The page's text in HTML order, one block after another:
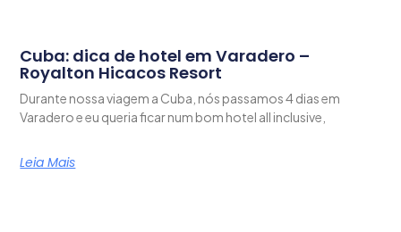
Cuba: dica de hotel em Varadero –
Royalton Hicacos Resort
Durante nossa viagem a Cuba, nós passamos 4 dias em
Varadero e eu queria ficar num bom hotel all inclusive,
Leia Mais